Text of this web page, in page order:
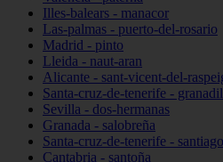
Illes-balears - manacor
Las-palmas - puerto-del-rosario
Madrid - pinto
Lleida - naut-aran
Alicante - sant-vicent-del-
Santa-cruz-de-tenerife -
Sevilla - dos-hermanas
Granada - salobreña
Santa-cruz-de-tenerife -
Cantabria - santoña